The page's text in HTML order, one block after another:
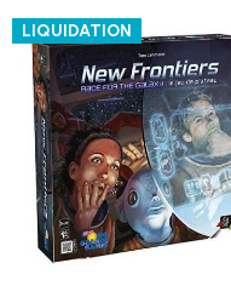
LIQUIDATION